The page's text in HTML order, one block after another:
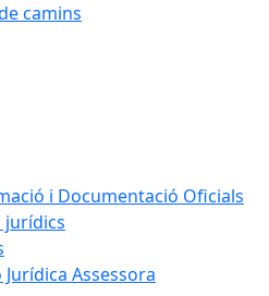
camins
i Documentació Oficials
jurídics
Assessora